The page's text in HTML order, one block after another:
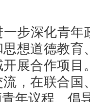
步深化青年
想道德教
展合作项
，在联合
年议程、倡